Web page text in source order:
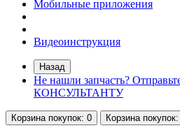
Мобильные приложения
Видеоинструкция
Назад
Не нашли запчасть?
КОНСУЛЬТАНТУ
Корзинапокупок: 0 Корзинапокупок